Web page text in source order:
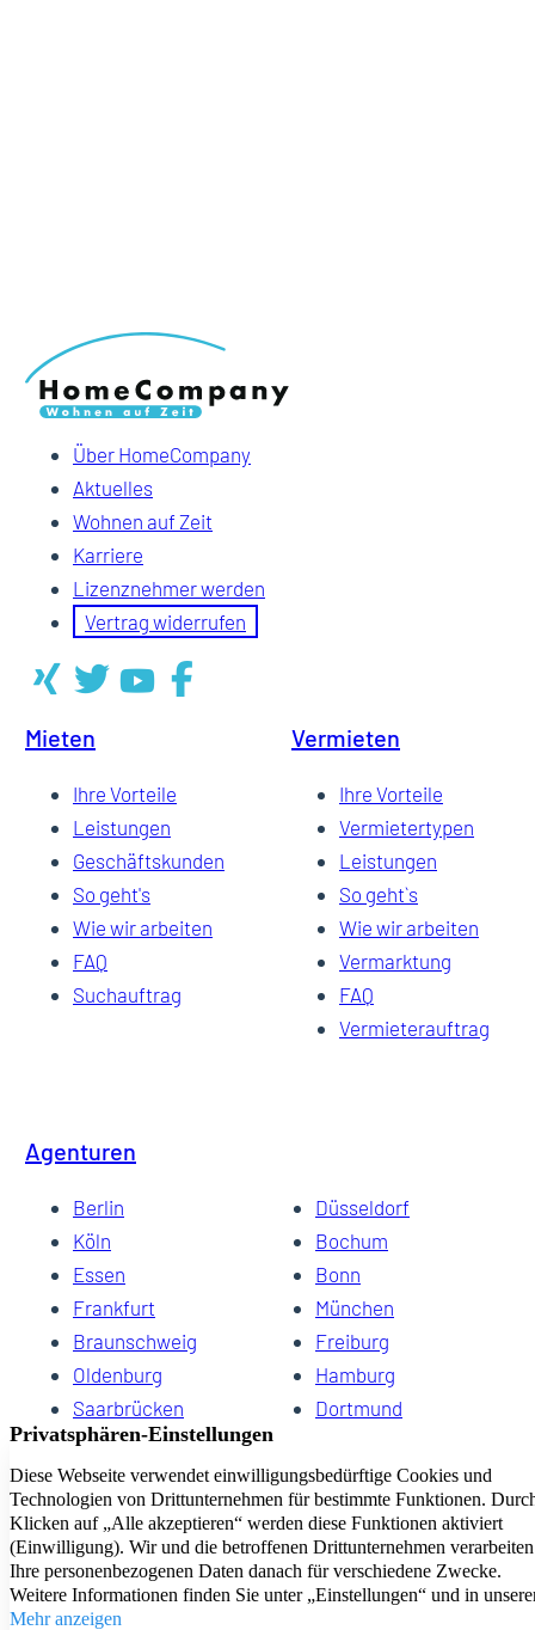
Über HomeCompany
Aktuelles
Wohnen auf Zeit
Karriere
Lizenznehmer werden
Vertrag widerrufen
Mieten
Ihre Vorteile
Leistungen
Geschäftskunden
So geht's
Wie wir arbeiten
FAQ
Suchauftrag
Vermieten
Ihre Vorteile
Vermietertypen
Leistungen
So geht`s
Wie wir arbeiten
Vermarktung
FAQ
Vermieterauftrag
Agenturen
Berlin
Düsseldorf
Köln
Bochum
Essen
Bonn
Frankfurt
München
Braunschweig
Freiburg
Oldenburg
Hamburg
Saarbrücken
Dortmund
Hannover
Dresden
Kiel
Wuppertal
Bremen